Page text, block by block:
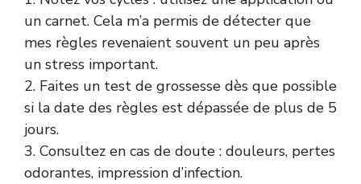
un carnet. Cela m’a permis de détecter que
mes règles revenaient souvent un peu après
un stress important.
2. Faites un test de grossesse dès que possible
si la date des règles est dépassée de plus de 5
jours.
3. Consultez en cas de doute : douleurs, pertes
odorantes, impression d’infection.